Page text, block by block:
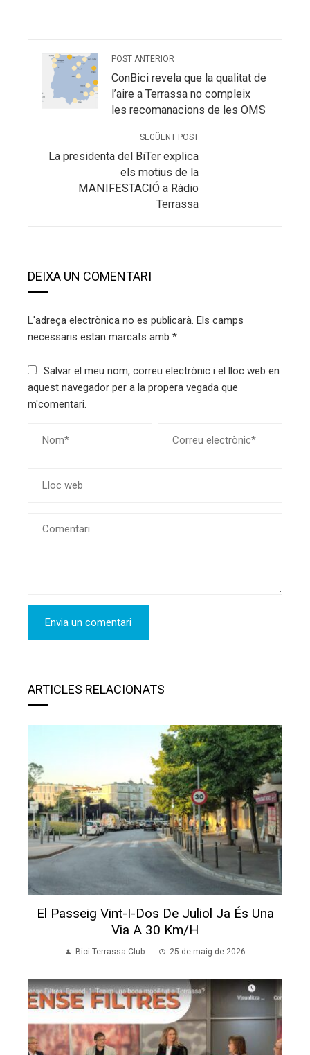
POST ANTERIOR
ConBici revela que la qualitat de
l’aire a Terrassa no compleix
les recomanacions de les OMS
SEGÜENT POST
La presidenta del BiTer explica
els motius de la
MANIFESTACIÓ a Ràdio
Terrassa
DEIXA UN COMENTARI
L'adreça electrònica no es publicarà. Els camps
necessaris estan marcats amb *
Salvar el meu nom, correu electrònic i el lloc web en
aquest navegador per a la propera vegada que
m'comentari.
ARTICLES RELACIONATS
El Passeig Vint-I-Dos De Juliol Ja És Una
Via A 30 Km/h
Bici Terrassa Club 25 de maig de 2026